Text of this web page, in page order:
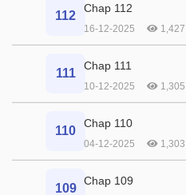
112
Chap 112
16-12-2025 1,427
111
Chap 111
10-12-2025 1,305
110
Chap 110
04-12-2025 1,303
109
Chap 109